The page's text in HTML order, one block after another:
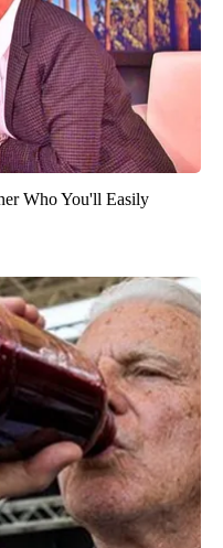
Who You'll Easily